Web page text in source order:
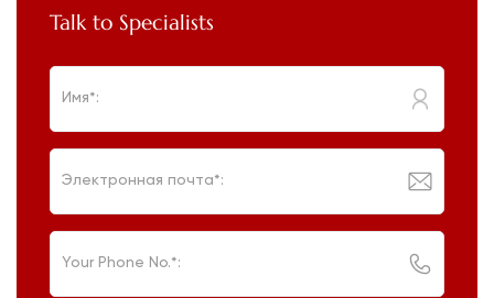
Talk to Specialists